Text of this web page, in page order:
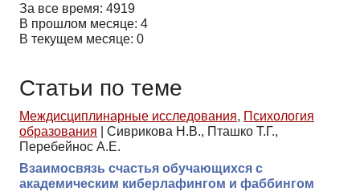
За все время: 4919
В прошлом месяце: 4
В текущем месяце: 0
Статьи по теме
Междисциплинарные исследования, Психология
образования
Сиврикова Н.В., Пташко Т.Г.,
Перебейнос А.Е.
Взаимосвязь счастья обучающихся с
академическим киберлафингом и фаббингом